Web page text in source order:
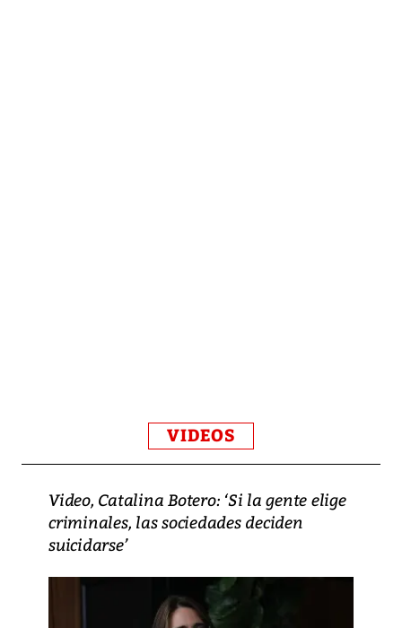
VIDEOS
Video, Catalina Botero: ‘Si la gente elige
criminales, las sociedades deciden
suicidarse’